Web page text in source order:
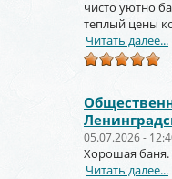
чисто уютно
теплый цены
вернёмся и не
Читать далее...
05.07.2026 -
Хорошая баня.
Читать далее...